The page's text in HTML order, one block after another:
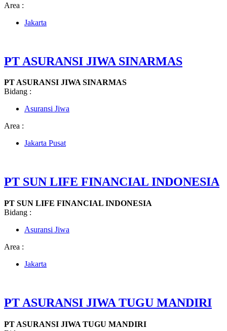
Area :
Jakarta
PT ASURANSI JIWA SINARMAS
PT ASURANSI JIWA SINARMAS
Bidang :
Asuransi Jiwa
Area :
Jakarta Pusat
PT SUN LIFE FINANCIAL INDONESIA
PT SUN LIFE FINANCIAL INDONESIA
Bidang :
Asuransi Jiwa
Area :
Jakarta
PT ASURANSI JIWA TUGU MANDIRI
PT ASURANSI JIWA TUGU MANDIRI